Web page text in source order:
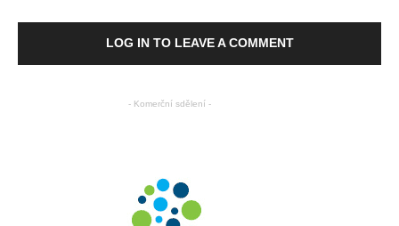
LOG IN TO LEAVE A COMMENT
- Komerční sdělení -